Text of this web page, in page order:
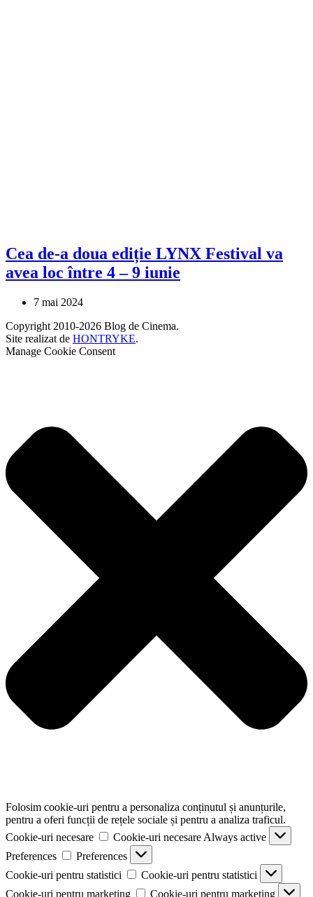
Cea de-a doua ediție LYNX Festival va
avea loc între 4 – 9 iunie
7 mai 2024
Copyright 2010-2026 Blog de Cinema.
Site realizat de HONTRYKE.
Manage Cookie Consent
Folosim cookie-uri pentru a personaliza conținutul și anunțurile,
pentru a oferi funcții de rețele sociale și pentru a analiza traficul.
Cookie-uri necesare
Cookie-uri necesare Always active
Preferences
Preferences
Cookie-uri pentru statistici
Cookie-uri pentru statistici
Cookie-uri pentru marketing
Cookie-uri pentru marketing